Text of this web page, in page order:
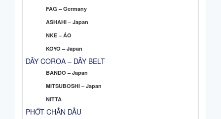
FAG – Germany
ASHAHI – Japan
NKE – ÁO
KOYO – Japan
DÂY COROA – DÂY BELT
BANDO – Japan
MITSUBOSHI – Japan
NITTA
PHỚT CHẮN DẦU